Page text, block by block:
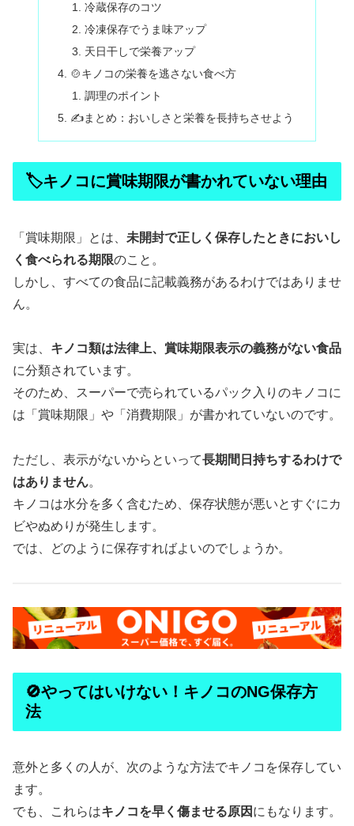
冷蔵保存のコツ
冷凍保存でうま味アップ
天日干しで栄養アップ
🍲キノコの栄養を逃さない食べ方
調理のポイント
✍️まとめ：おいしさと栄養を長持ちさせよう
🏷キノコに賞味期限が書かれていない理由
「賞味期限」とは、 未開封で正しく保存したときにおいし
く食べられる期限のこと。
しかし、すべての食品に記載義務があるわけではありませ
ん。
実は、 キノコ類は法律上、賞味期限表示の義務がない食品
に分類されています。
そのため、スーパーで売られているパック入りのキノコに
は「賞味期限」や「消費期限」が書かれていないのです。
ただし、表示がないからといって長期間日持ちするわけで
はありません。
キノコは水分を多く含むため、保存状態が悪いとすぐにカ
ビやぬめりが発生します。
では、どのように保存すればよいのでしょうか。
🚫やってはいけない！キノコのNG保存方
法
意外と多くの人が、次のような方法でキノコを保存してい
ます。
でも、これらはキノコを早く傷ませる原因 にもなります。